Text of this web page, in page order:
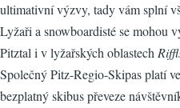
ultimativní výzvy, tady vám splní
Lyžaři a snowboardisté se mohou
Pitztal i v lyžařských oblastech
Společný Pitz-Regio-Skipas platí
bezplatný skibus převeze